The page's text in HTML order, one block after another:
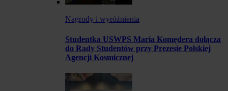
Nagrody i wyróżnienia
Studentka USWPS Maria Komędera dołącza
do Rady Studentów przy Prezesie Polskiej
Agencji Kosmicznej